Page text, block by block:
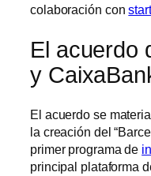
colaboración con
El acuerdo
y
El acuerdo se
la creación del
primer programa de
principal plataforma